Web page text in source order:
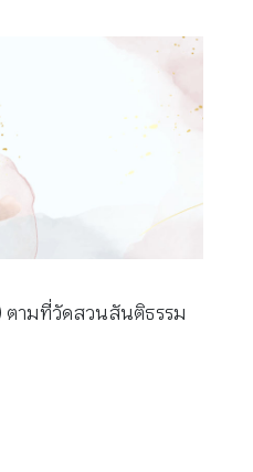
ตามที่วัดสวนสันติธรรม